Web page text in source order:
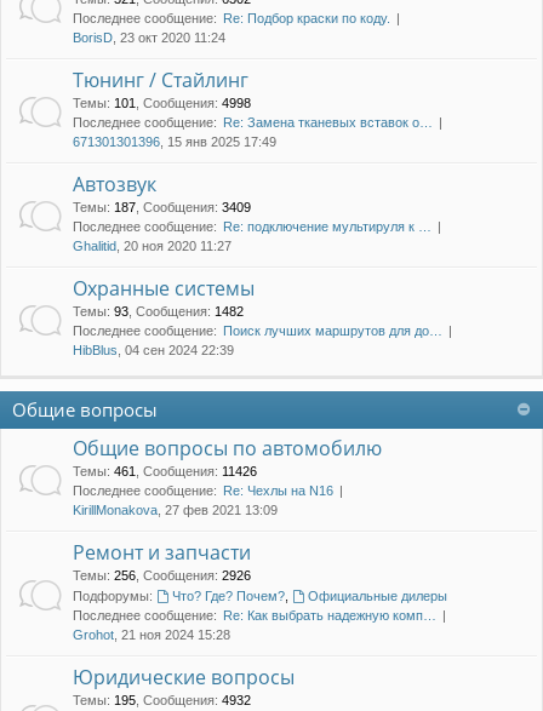
Последнее сообщение: Re: Подбор краски по коду.
BorisD , 23 окт 2020 11:24
Тюнинг / Стайлинг
Темы: 101 Сообщения: 4998
Последнее сообщение: Re: Замена тканевых вставок о…
671301301396 , 15 янв 2025 17:49
Автозвук
Темы: 187 Сообщения: 3409
Последнее сообщение: Re: подключение мультируля к …
Ghalitid , 20 ноя 2020 11:27
Охранные системы
Темы: 93 Сообщения: 1482
Последнее сообщение: Поиск лучших маршрутов для до…
HibBlus , 04 сен 2024 22:39
Общие вопросы
Общие вопросы по автомобилю
Темы: 461 Сообщения: 11426
Последнее сообщение: Re: Чехлы на N16
KirillMonakova , 27 фев 2021 13:09
Ремонт и запчасти
Темы: 256 Сообщения: 2926
Подфорумы:
Что? Где? Почем?,
Официальные дилеры
Последнее сообщение: Re: Как выбрать надежную комп…
Grohot , 21 ноя 2024 15:28
Юридические вопросы
Темы: 195 Сообщения: 4932